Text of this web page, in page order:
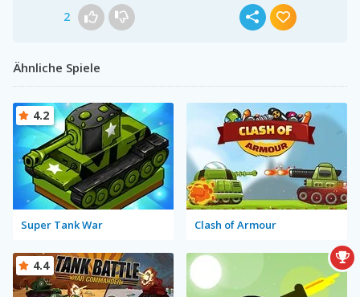
2
Ähnliche Spiele
Super Tank War
4.2
Clash of Armour
4.4